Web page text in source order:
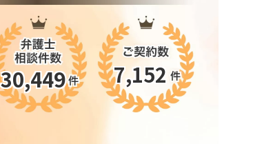
30,449 7,152